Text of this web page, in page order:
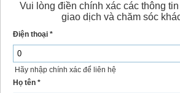
Vui lòng điền chính xác các thông
giao dịch và chăm sóc
Điện thoại *
Hãy nhập chính xác để liên hệ
Họ tên *